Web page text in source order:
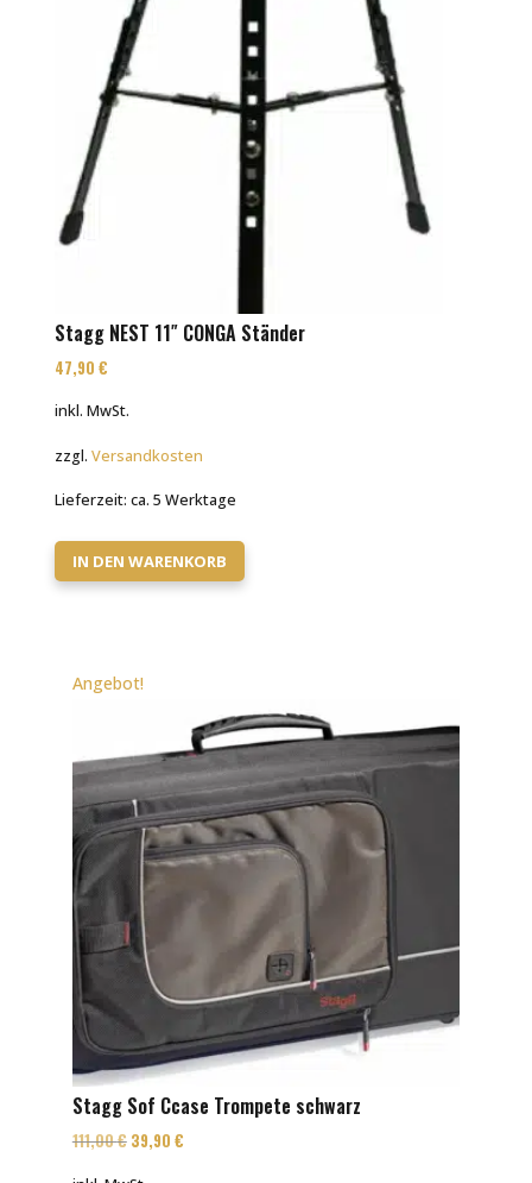
Stagg NEST 11″ CONGA Ständer
47,90€
inkl. MwSt.
zzgl.Versandkosten
Lieferzeit:ca. 5 Werktage
IN DEN WARENKORB
Angebot!
Stagg Sof Ccase Trompete schwarz
111,00€ Ursprünglicher
39,90 €Aktueller